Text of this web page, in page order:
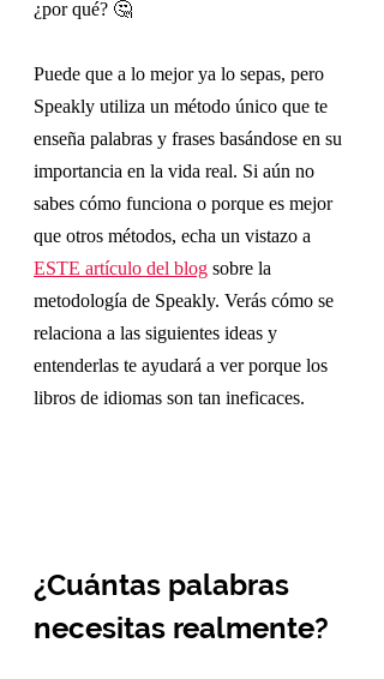
¿por qué?🤔
Puede que a lo mejor ya lo sepas, pero
Speakly utiliza un método único que te
enseña palabras y frases basándose en su
importancia en la vida real. Si aún no
sabes cómo funciona o porque es mejor
que otros métodos, echa un vistazo a
ESTE artículo del blog sobre la
metodología de Speakly. Verás cómo se
relaciona a las siguientes ideas y
entenderlas te ayudará a ver porque los
libros de idiomas son tan ineficaces.
¿Cuántas palabras
necesitas realmente?